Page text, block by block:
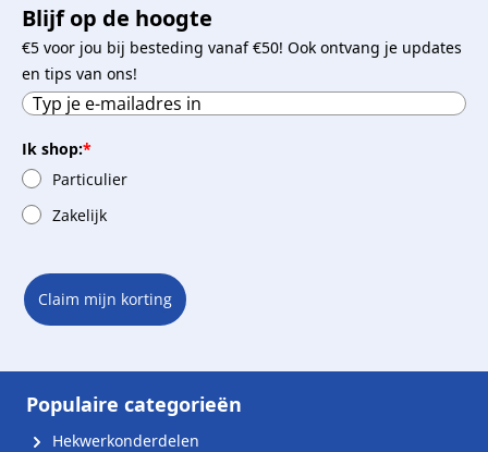
Blijf op de hoogte
€5 voor jou bij besteding vanaf €50! Ook ontvang je updates
en tips van ons!
Ik shop:*
Particulier
Zakelijk
Claim mijn korting
Populaire categorieën
Hekwerkonderdelen